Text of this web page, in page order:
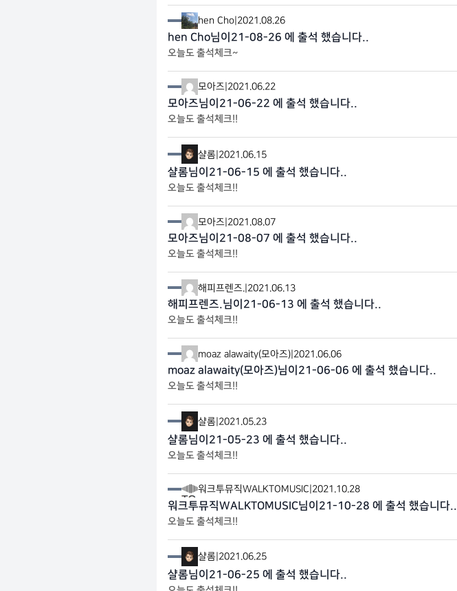
hen Cho 2021.08.26
hen Cho님이21-08-26 에 출석 했습니다..
오늘도 출석체크~
모아즈 2021.06.22
모아즈님이21-06-22 에 출석 했습니다..
오늘도 출석체크!!
샬롬|2021.06.15
샬롬님이21-06-15 에 출석 했습니다..
오늘도 출석체크!!
모아즈 2021.08.07
모아즈님이21-08-07 에 출석 했습니다..
오늘도 출석체크!!
해피프렌즈. 2021.06.13
해피프렌즈.님이21-06-13 에 출석 했습니다..
오늘도 출석체크!!
moaz alawaity(모아즈) 2021.06.06
moaz alawaity(모아즈)님이21-06-06 에 출석 했습니다..
오늘도 출석체크!!
샬롬 2021.05.23
샬롬님이21-05-23 에 출석 했습니다..
오늘도 출석체크!!
워크투뮤직WALKTOMUSIC 2021.10.28
워크투뮤직WALKTOMUSIC님이21-10-28 에 출석 했습니다..
오늘도 출석체크!!
샬롬 2021.06.25
샬롬님이21-06-25 에 출석 했습니다..